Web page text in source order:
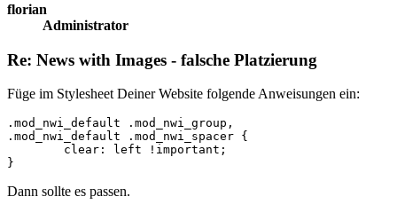
florian
Administrator
Re: News with Images - falsche Platzierung
Füge im Stylesheet Deiner Website folgende Anweisungen ein:
.mod_nwi_default .mod_nwi_group,
.mod_nwi_default .mod_nwi_spacer {
}
Dann sollte es passen.